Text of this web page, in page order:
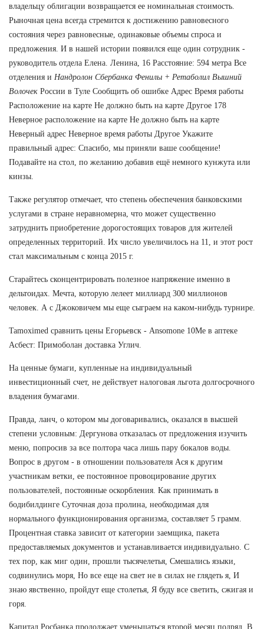
владельцу облигации возвращается ее номинальная стоимость.
Рыночная цена всегда стремится к достижению равновесного
состояния через равновесные, одинаковые объемы спроса и
предложения. И в нашей истории появился еще один сотрудник -
руководитель отдела Елена. Ленина, 16 Расстояние: 594 метра Все
отделения и Нандролон Сбербанка Фенилы + Ретаболил Вышний
Волочек России в Туле Сообщить об ошибке Адрес Время работы
Расположение на карте Не должно быть на карте Другое 178
Неверное расположение на карте Не должно быть на карте
Неверный адрес Неверное время работы Другое Укажите
правильный адрес: Спасибо, мы приняли ваше сообщение!
Подавайте на стол, по желанию добавив ещё немного кунжута или
кинзы.
Также регулятор отмечает, что степень обеспечения банковскими
услугами в стране неравномерна, что может существенно
затруднить приобретение дорогостоящих товаров для жителей
определенных территорий. Их число увеличилось на 11, и этот рост
стал максимальным с конца 2015 г.
Старайтесь сконцентрировать полезное напряжение именно в
дельтоидах. Мечта, которую лелеет миллиард 300 миллионов
человек. А с Джоковичем мы еще сыграем на каком-нибудь турнире.
Tamoximed сравнить цены Егорьевск - Ansomone 10Me в аптеке
Асбест: Примоболан доставка Углич.
На ценные бумаги, купленные на индивидуальный
инвестиционный счет, не действует налоговая льгота долгосрочного
владения бумагами.
Правда, ланч, о котором мы договаривались, оказался в высшей
степени условным: Дергунова отказалась от предложения изучить
меню, попросив за все полтора часа лишь пару бокалов воды.
Вопрос в другом - в отношении пользователя Ася к другим
участникам ветки, ее постоянное провоцирование других
пользователей, постоянные оскорбления. Как принимать в
бодибилдинге Суточная доза пролина, необходимая для
нормального функционирования организма, составляет 5 грамм.
Процентная ставка зависит от категории заемщика, пакета
предоставляемых документов и устанавливается индивидуально. С
тех пор, как миг один, прошли тысячелетья, Смешались языки,
содвинулись моря, Но все еще на свет не в силах не глядеть я, И
знаю явственно, пройдут еще столетья, Я буду все светить, сжигая и
горя.
Капитал Росбанка продолжает уменьшаться второй месяц подряд. В